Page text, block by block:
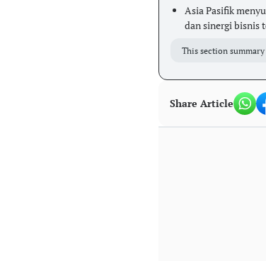
Asia Pasifik
dan sinergi bisnis
This section
Share Article